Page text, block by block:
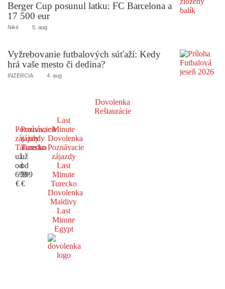
Berger Cup posunul latku: FC Barcelona a
17 500 eur
Niké 5. aug
Vyžrebovanie futbalových súťaží: Kedy
hrá vaše mesto či dedina?
INZERCIA 4. aug
Dovolenka
Reštaurácie
Poznávacie
zájazdy
Taliansko
už
od
699
€
Poznávacie
zájazdy
Turecko
už
od
599
€
Last
Minute
Dovolenka
Poznávacie
zájazdy
Last
Minute
Turecko
Dovolenka
Maldivy
Last
Minute
Egypt